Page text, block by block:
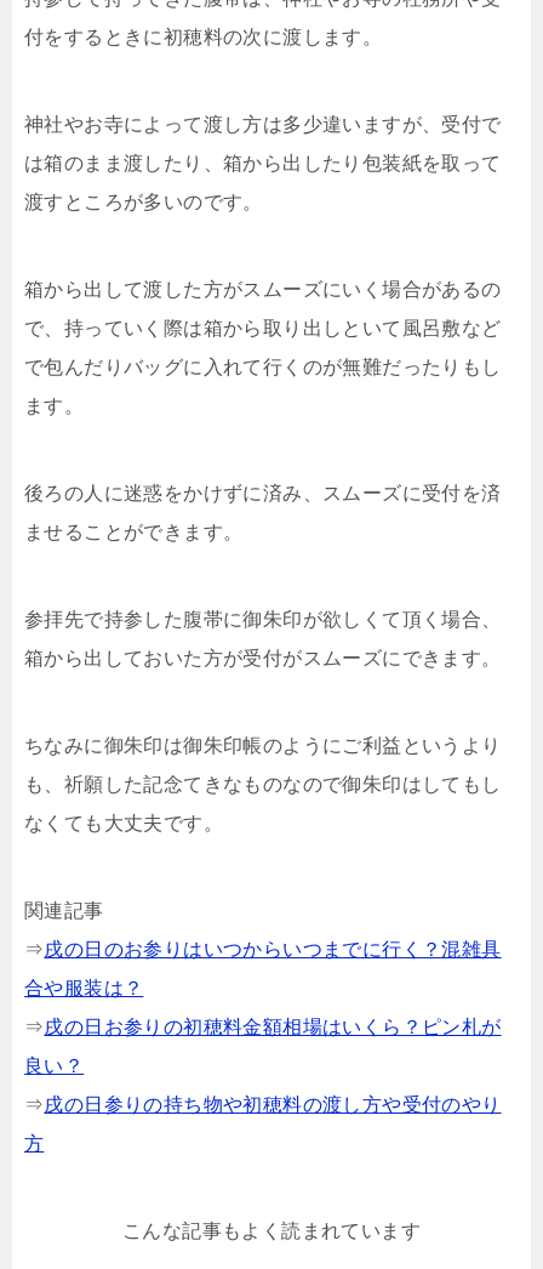
付をするときに初穂料の次に渡します。
神社やお寺によって渡し方は多少違いますが、受付で
は箱のまま渡したり、箱から出したり包装紙を取って
渡すところが多いのです。
箱から出して渡した方がスムーズにいく場合があるの
で、持っていく際は箱から取り出しといて風呂敷など
で包んだりバッグに入れて行くのが無難だったりもし
ます。
後ろの人に迷惑をかけずに済み、スムーズに受付を済
ませることができます。
参拝先で持参した腹帯に御朱印が欲しくて頂く場合、
箱から出しておいた方が受付がスムーズにできます。
ちなみに御朱印は御朱印帳のようにご利益というより
も、祈願した記念てきなものなので御朱印はしてもし
なくても大丈夫です。
関連記事
⇒戌の日のお参りはいつからいつまでに行く？混雑具
合や服装は？
⇒戌の日お参りの初穂料金額相場はいくら？ピン札が
良い？
⇒戌の日参りの持ち物や初穂料の渡し方や受付のやり
方
こんな記事もよく読まれています